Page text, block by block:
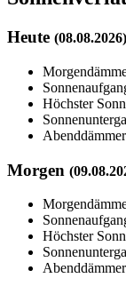
Heute (08.08.2026)
Höchster
Morgen
Höchster